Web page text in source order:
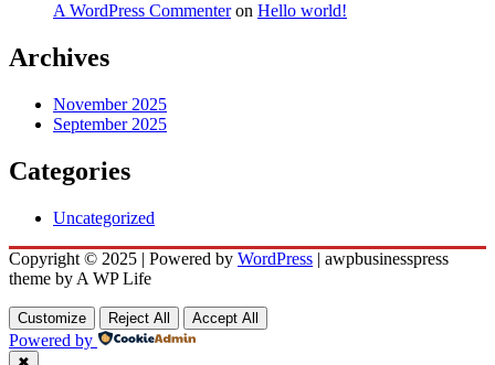
A WordPress Commenteron Hello world!
Archives
November 2025
September 2025
Categories
Uncategorized
Copyright © 2025 | Powered by WordPress | awpbusinesspress
theme by A WP Life
Customize Reject All Accept All
Powered by